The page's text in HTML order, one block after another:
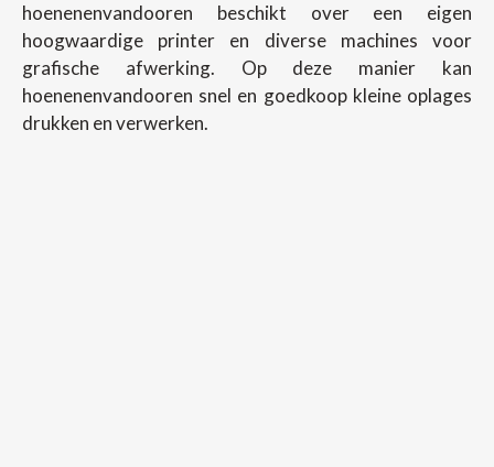
hoenenenvandooren beschikt over een eigen
hoogwaardige printer en diverse machines voor
grafische afwerking. Op deze manier kan
hoenenenvandooren snel en goedkoop kleine oplages
drukken en verwerken.